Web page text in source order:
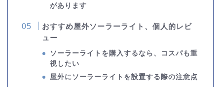
があります
おすすめ屋外ソーラーライト、個人的レビ
ュー
ソーラーライトを購入するなら、コスパも重
視したい
屋外にソーラーライトを設置する際の注意点